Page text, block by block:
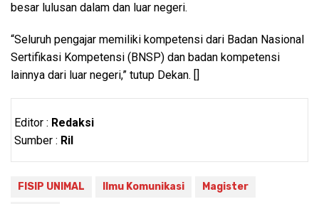
besar lulusan dalam dan luar negeri.
“Seluruh pengajar memiliki kompetensi dari Badan Nasional
Sertifikasi Kompetensi (BNSP) dan badan kompetensi
lainnya dari luar negeri,” tutup Dekan. []
Editor : Redaksi
Sumber : Ril
FISIP UNIMAL Ilmu Komunikasi Magister